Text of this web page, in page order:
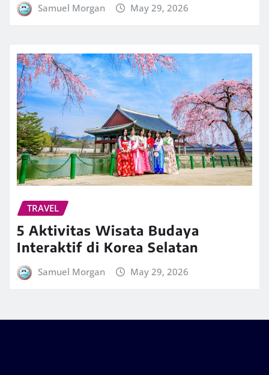
Samuel Morgan May 29, 2026
TRAVEL
5 Aktivitas Wisata Budaya
Interaktif di Korea Selatan
Samuel Morgan May 29, 2026